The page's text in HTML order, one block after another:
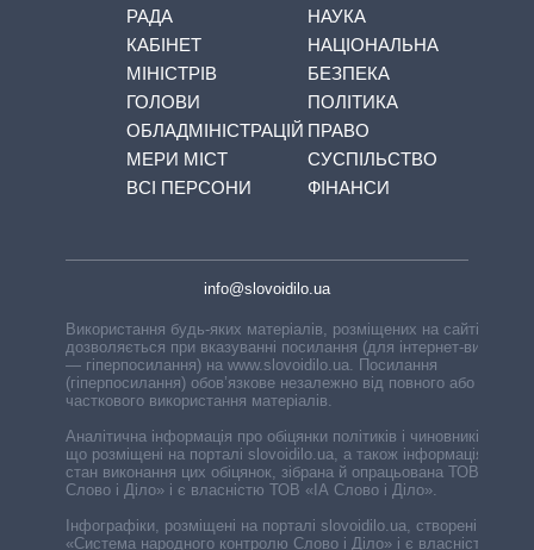
РАДА
КАБІНЕТ
МІНІСТРІВ
ГОЛОВИ
ОБЛАДМІНІСТРАЦІЙ
МЕРИ МІСТ
ВСІ ПЕРСОНИ
НАУКА
НАЦІОНАЛЬНА
БЕЗПЕКА
ПОЛІТИКА
ПРАВО
СУСПІЛЬСТВО
ФІНАНСИ
info@slovoidilo.ua
Використання будь-яких матеріалів, розміщених на сайті,
дозволяється при вказуванні посилання (для інтернет-видань
— гіперпосилання) на www.slovoidilo.ua. Посилання
(гіперпосилання) обов’язкове незалежно від повного або
часткового використання матеріалів.
Аналітична інформація про обіцянки політиків і чиновників,
що розміщені на порталі slovoidilo.ua, а також інформація про
стан виконання цих обіцянок, зібрана й опрацьована ТОВ «ІА
Слово і Діло» і є власністю ТОВ «ІА Слово і Діло».
Інфографіки, розміщені на порталі slovoidilo.ua, створені ГО
«Система народного контролю Слово і Діло» і є власністю